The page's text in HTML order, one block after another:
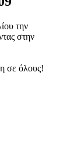
την
στην
σε όλους!